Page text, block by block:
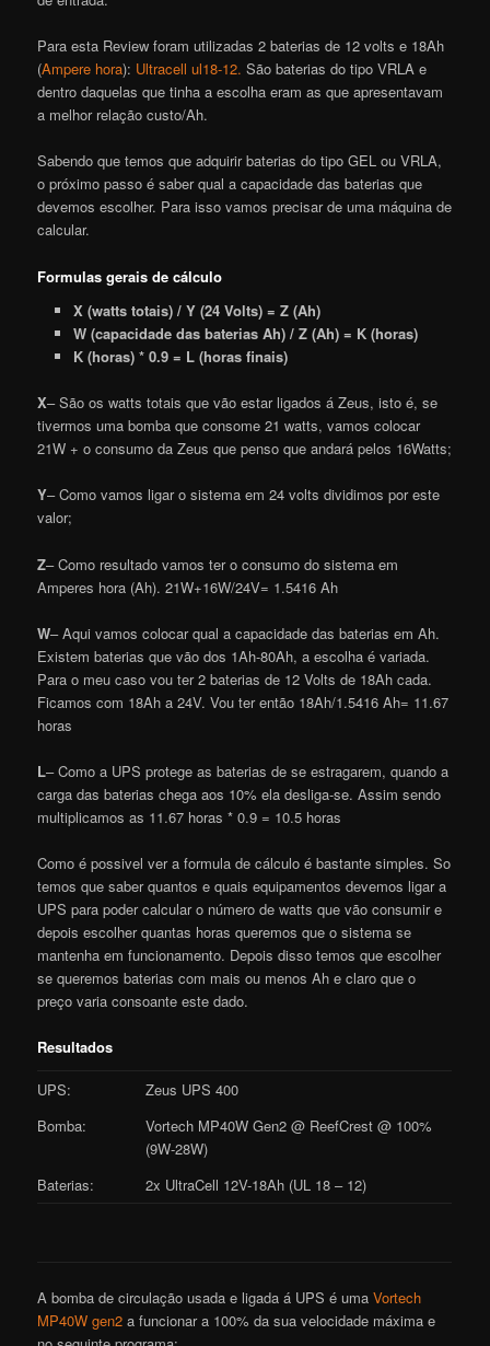
Para esta Review foram utilizadas 2 baterias de 12 volts e 18Ah
(Ampere hora): Ultracell ul18-12. São baterias do tipo VRLA e
dentro daquelas que tinha a escolha eram as que apresentavam
a melhor relação custo/Ah.
Sabendo que temos que adquirir baterias do tipo GEL ou VRLA,
o próximo passo é saber qual a capacidade das baterias que
devemos escolher. Para isso vamos precisar de uma máquina de
calcular.
Formulas gerais de cálculo
X (watts totais) / Y (24 Volts) = Z (Ah)
W (capacidade das baterias Ah) / Z (Ah) = K (horas)
K (horas) * 0.9 = L (horas finais)
X– São os watts totais que vão estar ligados á Zeus, isto é, se
tivermos uma bomba que consome 21 watts, vamos colocar
21W + o consumo da Zeus que penso que andará pelos 16Watts;
Y– Como vamos ligar o sistema em 24 volts dividimos por este
valor;
Z– Como resultado vamos ter o consumo do sistema em
Amperes hora (Ah). 21W+16W/24V= 1.5416 Ah
W– Aqui vamos colocar qual a capacidade das baterias em Ah.
Existem baterias que vão dos 1Ah-80Ah, a escolha é variada.
Para o meu caso vou ter 2 baterias de 12 Volts de 18Ah cada.
Ficamos com 18Ah a 24V. Vou ter então 18Ah/1.5416 Ah= 11.67
horas
L– Como a UPS protege as baterias de se estragarem, quando a
carga das baterias chega aos 10% ela desliga-se. Assim sendo
multiplicamos as 11.67 horas * 0.9 = 10.5 horas
Como é possivel ver a formula de cálculo é bastante simples. So
temos que saber quantos e quais equipamentos devemos ligar a
UPS para poder calcular o número de watts que vão consumir e
depois escolher quantas horas queremos que o sistema se
mantenha em funcionamento. Depois disso temos que escolher
se queremos baterias com mais ou menos Ah e claro que o
preço varia consoante este dado.
Resultados
UPS:
Zeus UPS 400
Bomba:
Vortech MP40W Gen2 @ ReefCrest @ 100%
(9W-28W)
Baterias:
2x UltraCell 12V-18Ah (UL 18 – 12)
A bomba de circulação usada e ligada á UPS é umaVortech
MP40W gen2 a funcionar a 100% da sua velocidade máxima e